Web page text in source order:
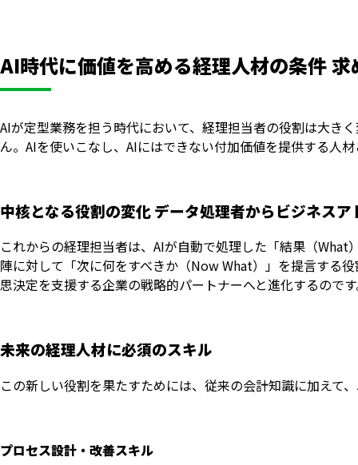
AI時代に価値を高める経理人材の条件
AIが定型業務を担う時代において、経理担当者の役割は大き
ん。AIを使いこなし、AIにはできない付加価値を提供する人
中核となる役割の変化 データ処理者からビジネスア
これからの経理担当者は、AIが自動で処理した「結果（
陣に対して「次に何をすべきか（Now What）」を提言する
思決定を支援する企業の戦略的パートナーへと進化するので
未来の経理人材に必須のスキル
この新しい役割を果たすためには、従来の会計知識に加えて
プロセス設計・改善スキル